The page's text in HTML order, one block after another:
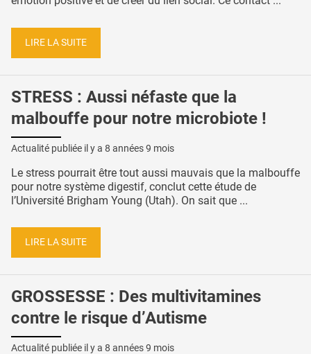
LIRE LA SUITE
STRESS : Aussi néfaste que la
malbouffe pour notre microbiote !
Actualité publiée il y a 8 années 9 mois
Le stress pourrait être tout aussi mauvais que la malbouffe
pour notre système digestif, conclut cette étude de
l’Université Brigham Young (Utah). On sait que ...
LIRE LA SUITE
GROSSESSE : Des multivitamines
contre le risque d’Autisme
Actualité publiée il y a 8 années 9 mois